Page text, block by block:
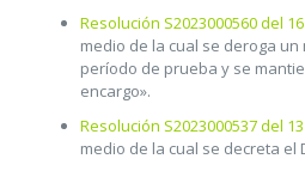
Resolución S2023000560 del
medio de la cual se deroga
período de prueba y se
encargo».
Resolución S2023000537 del
medio de la cual se decreta el